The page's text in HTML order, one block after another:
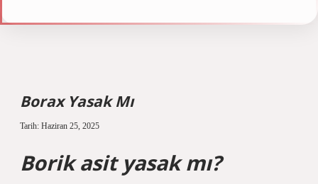
Borax Yasak Mı
Tarih: Haziran 25, 2025
Borik asit yasak mı?